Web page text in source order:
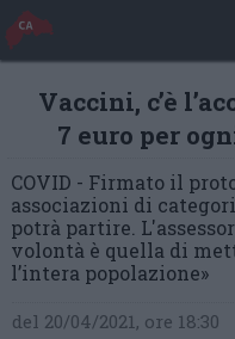
Vaccini, c’è
7 euro per
COVID - Firmato il
associazioni di
potrà partire.
volontà è quella di
l’intera popolazione»
del 20/04/2021, ore 18:30